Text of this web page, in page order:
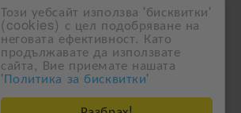
Този уебсайт използва 'бисквитки'
(cookies) с цел подобряване на
неговата ефективност. Като
продължавате да използвате
сайта, Вие приемате нашата
'Политика за бисквитки'